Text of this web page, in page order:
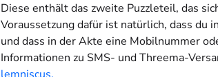
Diese enthält das zweite Puzzleteil, das
Voraussetzung dafür ist natürlich, dass du
und dass in der Akte eine Mobilnummer
Informationen zu SMS- und Threema-